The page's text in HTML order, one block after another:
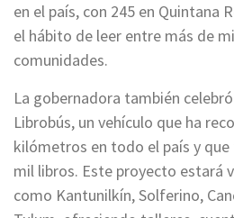
en el país, con 245 en Quintana
el hábito de leer entre más de
comunidades.
La gobernadora también
Librobús, un vehículo que ha
kilómetros en todo el país y
mil libros. Este proyecto estará
como Kantunilkín, Solferino,